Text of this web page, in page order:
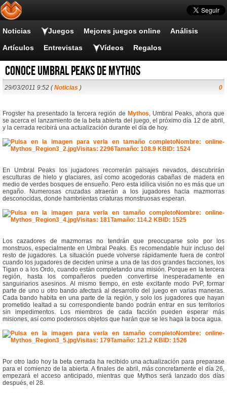
Noticias Juegos Mejores juegos online Análisis
Artículos Entrevistas Vídeos Regalos
Conoce Umbral Peaks de Mythos
29/03/2011 9:52 (Noticias ) 0
Frogster ha presentado la tercera región de Mythos, Umbral Peaks, ahora que
se acerca el lanzamiento de la beta abierta del juego, el próximo día 12 de abril,
y la cerrada recibirá una actualización durante el día de hoy.
En Umbral Peaks los jugadores recorrerán paisajes nevados, descubrirán
esculturas de hielo y glaciares, así como acogedoras cabañas de madera en
medio de verdes bosques de ensueño. Pero esta idílica visión no es más que un
engaño. Numerosas cruzadas atraerán a los jugadores hacia mazmorras
desconocidas, donde hambrientas criaturas monstruosas esperan.
Los cazadores de mazmorras no tendrán que preocuparse solo por los
monstruos, especialmente en Umbral Peaks. Es recomendable huir incluso del
resto de jugadores. La situación puede volverse rápidamente fuera de control
cuando los jugadores de deciden unirse a una de las dos grandes facciones, los
Tigan o a los Ordo, cuando están completando una misión. Porque en la tercera
región, hasta los compañeros pueden convertirse inesperadamente en
sanguinarios asesinos. Al mismo tiempo, en este excitante modo PvP, formar
parte de uno u otro bando afectará al desarrollo del juego en varias maneras.
Cada bando habita en una parte de la región, y solo los jugadores que hayan
prometido lealtad a su correspondiente bando podrán entrar en sus territorios
sin impedimentos. Los miembros de cada facción pueden esperar más
misiones, así como poderosos objetos que harán que se les haga la boca agua.
Por otro lado hoy la beta cerrada ha recibido una actualización para preparase
para el comienzo de la abierta. A finales de abril, más concretamente el día 26,
empezará el acceso anticipado, mientras que Mythos será lanzado dos días
después, el 28.